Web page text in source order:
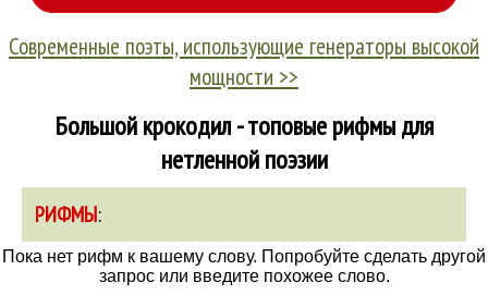
Современные поэты, использующие генераторы высокой
мощности >>
Большой крокодил - топовые рифмы для
нетленной поэзии
РИФМЫ:
Пока нет рифм к вашему слову. Попробуйте сделать другой
запрос или введите похожее слово.